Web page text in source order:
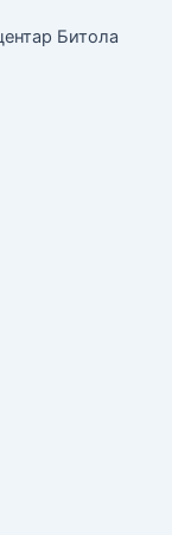
Битола